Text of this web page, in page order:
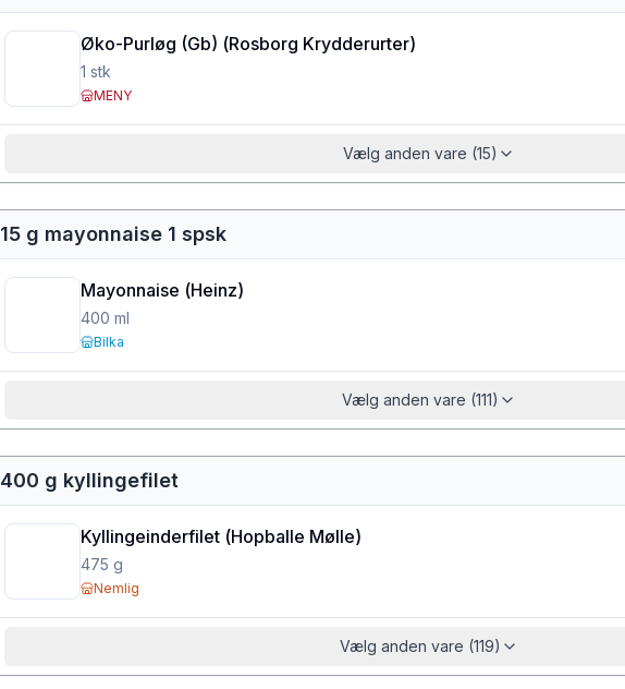
Øko-Purløg (Gb) (Rosborg Krydderurter)
1 stk
MENY
Vælg anden vare (15)
15 g mayonnaise 1 spsk
Mayonnaise (Heinz)
400 ml
Bilka
Vælg anden vare (111)
400 g kyllingefilet
Kyllingeinderfilet (Hopballe Mølle)
475 g
Nemlig
Vælg anden vare (119)